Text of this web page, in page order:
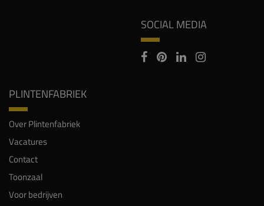
SOCIAL MEDIA
PLINTENFABRIEK
Over Plintenfabriek
Vacatures
Contact
Toonzaal
Voor bedrijven